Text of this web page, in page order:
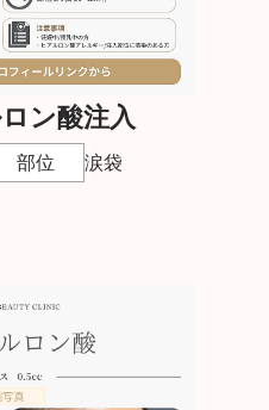
ン酸注入
部位 涙袋